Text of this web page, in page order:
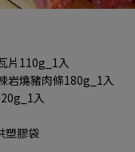
片110g_1入
岩燒豬肉條180g_1入
入
塑膠袋